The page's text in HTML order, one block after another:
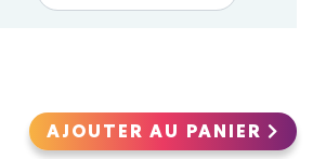
AJOUTER AU PANIER